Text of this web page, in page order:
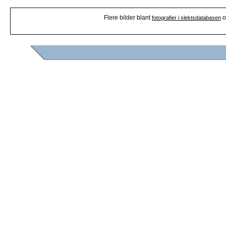
Flere bilder blantfotografier i slektsdatabasen